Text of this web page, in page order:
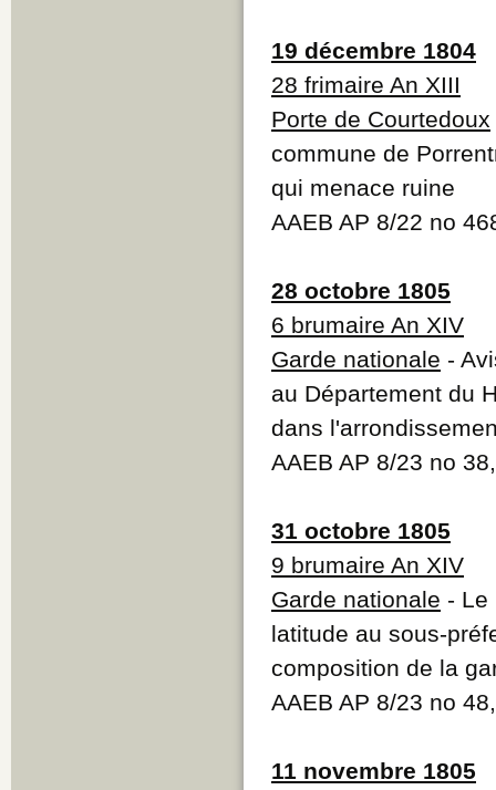
19 décembre 1804
28 frimaire An XIII
Porte de Courtedoux
commune de
qui menace ruine
AAEB AP 8/22 no
28 octobre 1805
6 brumaire An XIV
Garde nationale -
au Département du
dans
AAEB AP 8/23 no
31 octobre 1805
9 brumaire An XIV
Garde nationale - Le
latitude au sous-
composition de la
AAEB AP 8/23 no
11 novembre 1805